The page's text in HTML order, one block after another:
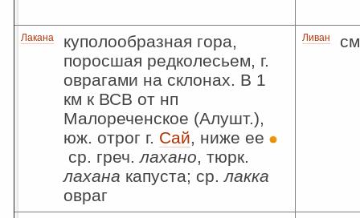
Лакана
куполообразная гора,
поросшая редколесьем, г.
оврагами на склонах. В 1
км к ВСВ от нп
Малореченское (Алушт.),
юж. отрог г. Сай, ниже ее
ср. греч.лахано, тюрк.
лахана капуста; ср.лакка
овраг
Ливан